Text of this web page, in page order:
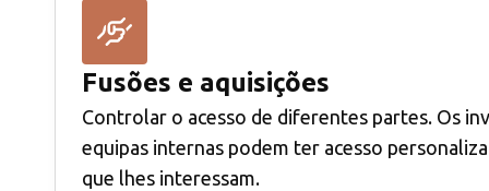
Fusões e aquisições
Controlar o acesso de diferentes partes. Os
equipas internas podem ter acesso
que lhes interessam.